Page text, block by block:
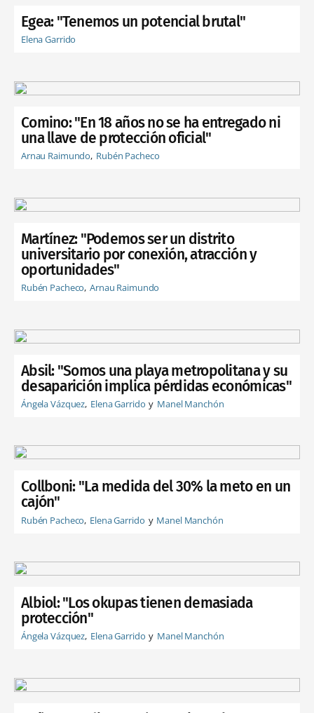
Egea: "Tenemos un potencial brutal"
Elena Garrido
Comino: "En 18 años no se ha entregado ni
una llave de protección oficial"
Arnau Raimundo Rubén Pacheco
Martínez: "Podemos ser un distrito
universitario por conexión, atracción y
oportunidades"
Rubén Pacheco Arnau Raimundo
Absil: "Somos una playa metropolitana y su
desaparición implica pérdidas económicas"
Ángela Vázquez Elena Garrido Manel Manchón
Collboni: "La medida del 30% la meto en un
cajón"
Rubén Pacheco Elena Garrido Manel Manchón
Albiol: "Los okupas tienen demasiada
protección"
Ángela Vázquez Elena Garrido Manel Manchón